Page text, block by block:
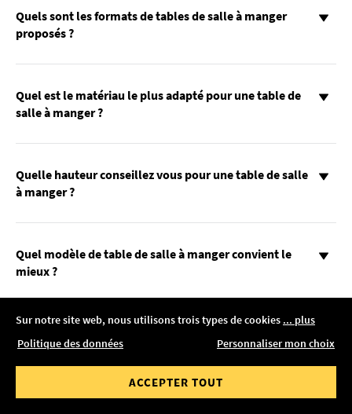
Quels sont les formats de tables de salle à manger
proposés ?
Quel est le matériau le plus adapté pour une table de
salle à manger ?
Quelle hauteur conseillez vous pour une table de salle
à manger ?
Quel modèle de table de salle à manger convient le
mieux ?
Sur notre site web, nous utilisons trois types de cookies ... plus
Politique des données
Personnaliser mon choix
ACCEPTER TOUT